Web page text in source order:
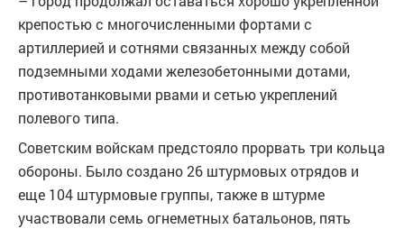
крепостью с многочисленными фортами с
артиллерией и сотнями связанных между собой
подземными ходами железобетонными дотами,
противотанковыми рвами и сетью укреплений
полевого типа.
Советским войскам предстояло прорвать три кольца
обороны. Было создано 26 штурмовых отрядов и
еще 104 штурмовые группы, также в штурме
участвовали семь огнеметных батальонов, пять